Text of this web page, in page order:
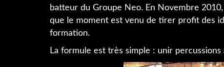
batteur du Groupe Neo. En Novembre
que le moment est venu de tirer profit des
formation.
La formule est très simple : unir